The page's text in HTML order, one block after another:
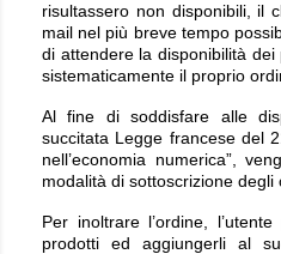
risultassero non disponibili, il
mail nel più breve tempo
di attendere la disponibilità
sistematicamente il proprio
Al fine di soddisfare alle
succitata Legge francese del
nell’economia numerica”,
modalità di sottoscrizione degli
Per inoltrare l’ordine,
prodotti ed aggiungerli al